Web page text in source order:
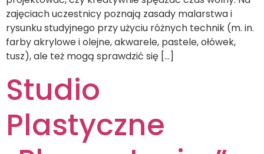
zajęciach uczestnicy poznają zasady malarstwa i
rysunku studyjnego przy użyciu różnych technik (m. in.
farby akrylowe i olejne, akwarele, pastele, ołówek,
tusz), ale też mogą sprawdzić się […]
Studio
Plastyczne